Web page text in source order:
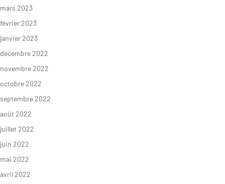
S’INFORMER
mars 2023
février 2023
janvier 2023
décembre 2022
novembre 2022
octobre 2022
septembre 2022
août 2022
juillet 2022
juin 2022
mai 2022
avril 2022